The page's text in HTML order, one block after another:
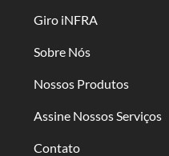
Giro iNFRA
Sobre Nós
Nossos Produtos
Assine Nossos Serviços
Contato